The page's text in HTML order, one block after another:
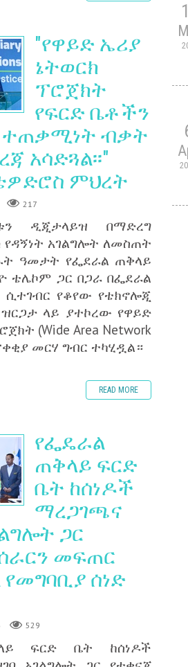
"የዋይድ ኤሪያ
ኔትወርክ
ፕሮጀክት
የፍርድ ቤቶችን
ተጠቃሚነት ብቃት
አሳድጓል፡፡"
ምህረት
217
ዲጂታላይዝ በማድረግ
አገልግሎት ለመስጠት
ዓመታት የፌደራል ጠቅላይ
ቴሌኮም ጋር በጋራ በፌደራል
የቆየው የቴክኖሎጂ
ላይ ያተኮረው የዋይድ
(Wide Area Network
መርሃ ግብር ተካሂዷል።
READ MORE
የፌዴራል
ጠቅላይ ፍርድ
ቤት ከሰነዶች
ማረጋገጫና
ጋር
መፍጠር
ሰነድ
529
ፍርድ ቤት ከሰነዶች